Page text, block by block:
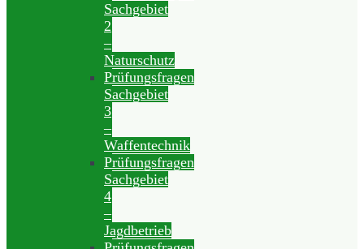
Sachgebiet
2
–
Naturschutz
Prüfungsfragen
Sachgebiet
3
–
Waffentechnik
Prüfungsfragen
Sachgebiet
4
–
Jagdbetrieb